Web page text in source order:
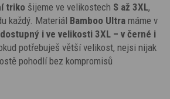
triko šijeme ve velikostech S až 3XL,
každý. Materiál Bamboo Ultra máme v
i ve velikosti 3XL – v černé i
potřebuješ větší velikost, nejsi nijak
pohodlí bez kompromisů